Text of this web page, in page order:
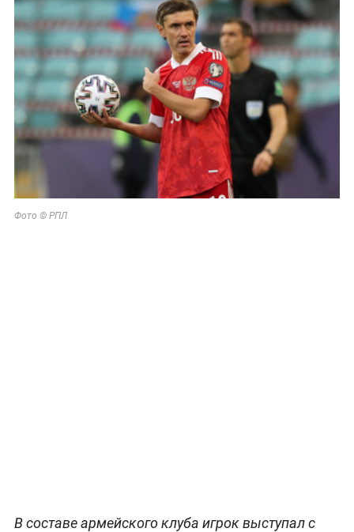
Фото © РПЛ
В составе армейского клуба игрок выступал с